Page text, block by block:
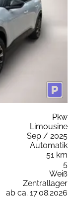
Pkw
Limousine
Sep / 2025
Automatik
51 km
5
Weiß
Zentrallager
ab ca. 17.08.2026